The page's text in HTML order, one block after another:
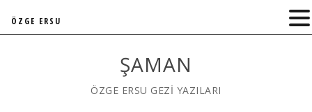
ŞAMAN
ÖZGE ERSU GEZİ YAZILARI
ÖZGE ERSU